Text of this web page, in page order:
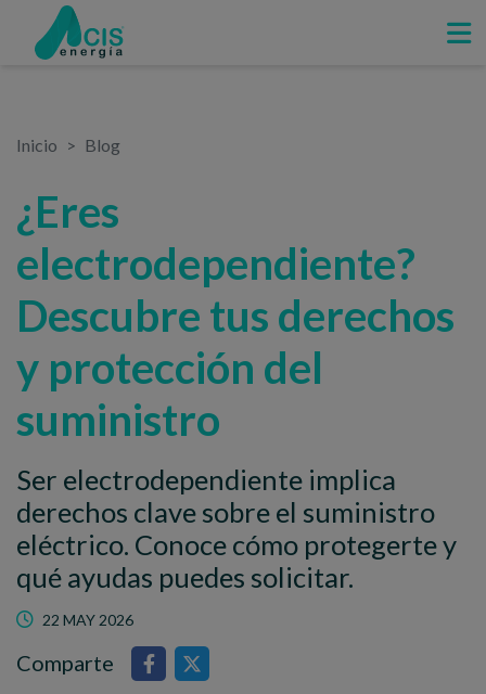
Inicio Blog
¿Eres
electrodependiente?
Descubre tus derechos
y protección del
suministro
Ser electrodependiente implica
derechos clave sobre el suministro
eléctrico. Conoce cómo protegerte y
qué ayudas puedes solicitar.
22 MAY 2026
Comparte